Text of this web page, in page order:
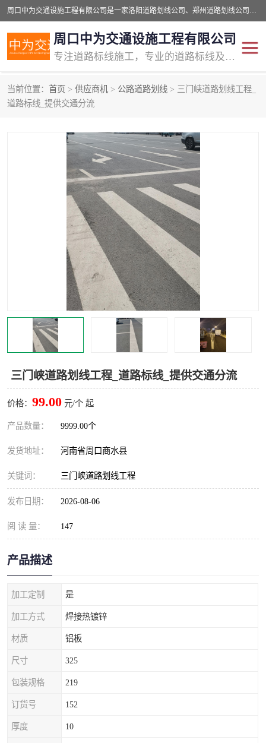
周口中为交通设施工程有限公司是一家洛阳道路划线公司、郑州道路划线公司、平顶山道路车位划线公司、开封车位划线公司、许昌道路车位划线公司、漯河道路车位划线公司，公司始终坚持“诚信、匠心、专注”的宗旨；我们的经营理念是：的服务。
周口中为交通设施工程有限公司
专注道路标线施工，专业的道路标线及交通设施施工服务商!
当前位置： 首页 > 供应商机 > 公路道路划线 > 三门峡道路划线工程_
道路标线_提供交通分流
三门峡道路划线工程_道路标线_提供交通分流
价格： 99.00 元/个 起
产品数量： 9999.00个
发货地址： 河南省周口商水县
关键词： 三门峡道路划线工程
发布日期： 2026-08-06
阅 读 量： 147
产品描述
加工定制 是
加工方式 焊接热镀锌
材质 铝板
尺寸 325
包装规格 219
订货号 152
厚度 10
交通道路标线
道路标线划线 马路标线
道路划线